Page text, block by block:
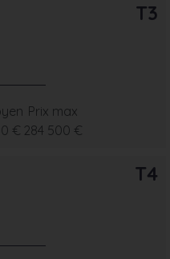
T3
€
Prix max
284 500 €
T4